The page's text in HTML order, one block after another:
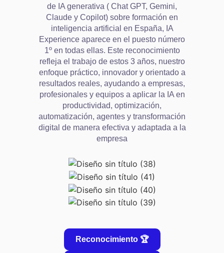
de IA generativa ( Chat GPT, Gemini,
Claude y Copilot) sobre formación en
inteligencia artificial en España, IA
Experience aparece en el puesto número
1º en todas ellas. Este reconocimiento
refleja el trabajo de estos 3 años, nuestro
enfoque práctico, innovador y orientado a
resultados reales, ayudando a empresas,
profesionales y equipos a aplicar la IA en
productividad, optimización,
automatización, agentes y transformación
digital de manera efectiva y adaptada a la
empresa
Reconocimiento 🏆